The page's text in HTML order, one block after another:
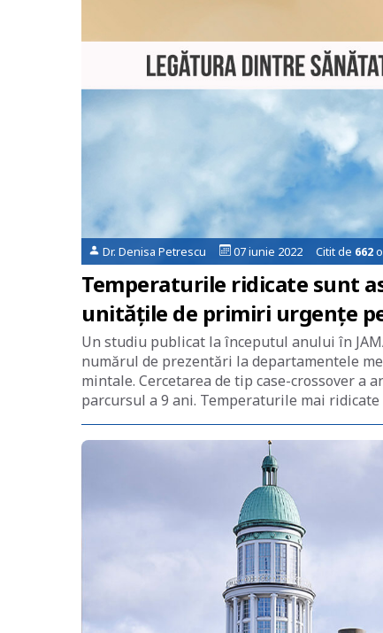
Dr. Denisa Petrescu 07 iunie 2022 Citit de 662
Temperaturile ridicate sunt
unitățile de primiri urgențe
Un studiu publicat la începutul anului în
numărul de prezentări la departamentele
mintale. Cercetarea de tip case-crossover a
parcursul a 9 ani. Temperaturile mai